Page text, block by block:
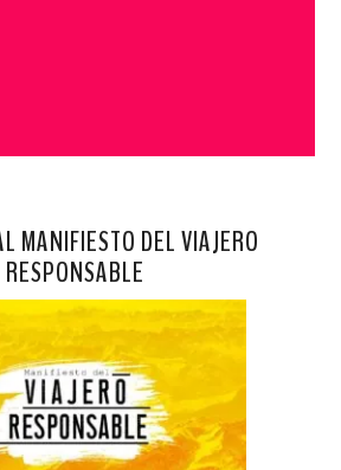
MANIFIESTO DEL VIAJERO
RESPONSABLE